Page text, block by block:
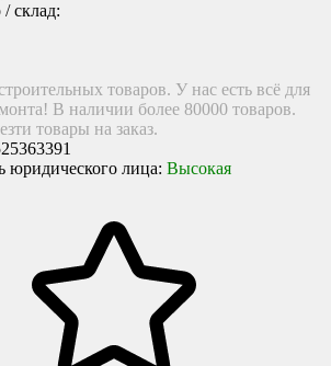
/ склад:
товаров. У нас есть всё для
В наличии более 80000 товаров.
товары на заказ.
юридического лица: Высокая